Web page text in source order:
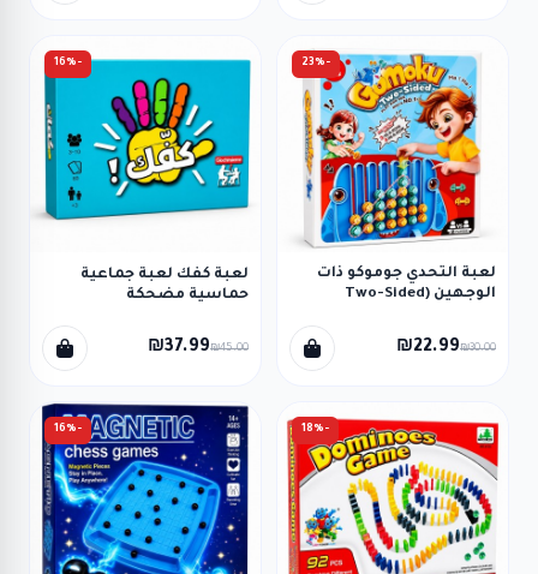
-23%
لعبة التحدي جوموكو ذات
الوجهين (Two-Sided
₪22.99₪30.00
-16%
لعبة كفك لعبة جماعية
حماسية مضحكة
₪37.99₪45.00
-18%
-16%